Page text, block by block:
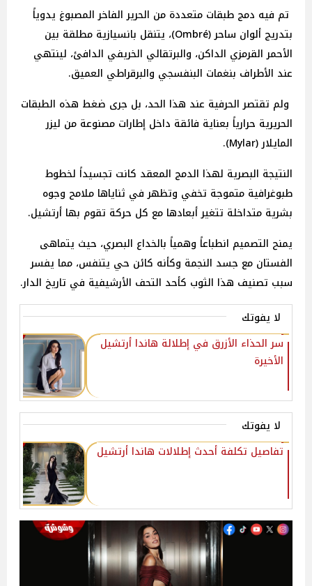
تم فيه دمج طبقات متعددة من الحرير الفاخر المصبوغ يدوياً
بتدريج ألوان ساحر (Ombré)، يتنقل بانسيازية مطلقة بين
الأحمر القرمزي الداكن، والبرتقالي الخريفي الدافئ، لينتهي
عند الأطراف بنغمات البنفسجي والبرقراطي العميق.
ولم تقتصر الحرفية عند هذا الحد، بل جرى ضغط هذه الطبقات
الحريرية حرارياً بعناية فائقة داخل إطارات مصنوعة من ليزر
المايلار (Mylar).
النتيجة البصرية لهذا الدمج المعقد كانت تجسيداً لخطوط
طبوغرافية متموجة تخفي وتظهر في ثناياها ملامح وجوه
بشرية متداخلة تتغير أبعادها مع كل حركة تقوم بها أرتشيل.
يمنح التصميم انطباعاً وهمياً بالخداع البصري، حيث يتماهى
الفستان مع جسد النجمة وكأنه كائن حي يتنفس، مما يفسر
سبب تصنيف هذا الثوب كأحد التحف الأرشيفية في تاريخ الدار.
لا يفوتك
سر الحذاء الأزرق في إطلالة هاندا أرتشيل
الأخيرة
لا يفوتك
تفاصيل تكلفة أحدث إطلالات هاندا أرتشيل